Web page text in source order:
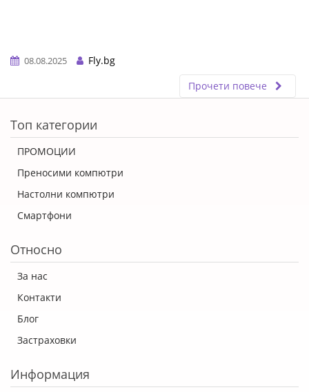
08.08.2025
Fly.bg
Прочети повече
Топ категории
ПРОМОЦИИ
Преносими компютри
Настолни компютри
Смартфони
Относно
За нас
Контакти
Блог
Застраховки
Информация